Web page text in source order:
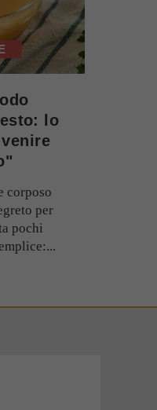
lo
corposo
per
pochi